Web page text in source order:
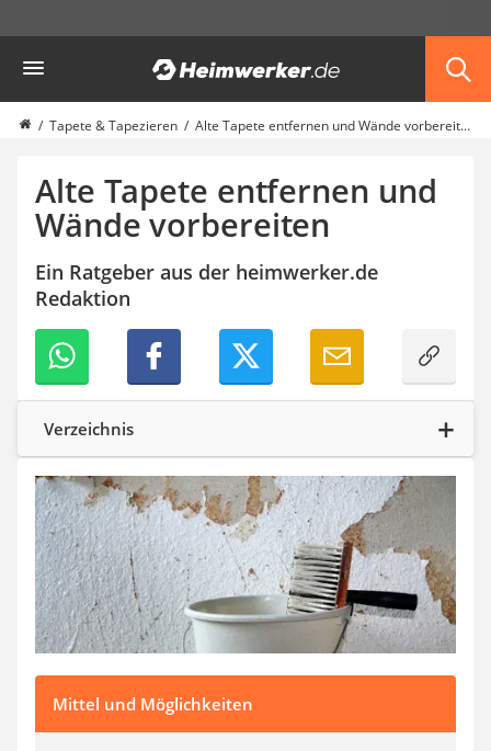
Haus & Bau
Außenleuchte mit Kamera
Ozongenerator
Smart-Home-Rauchmelder
Schlüsseltresor
Überwachungskameras außen
Reizstromgerät
Infrarot-Thermometer
GPS-Tracker
Heizkissen
Digitale Zeitschaltuhr
Paketbriefkasten
Fensterkontaktschalter
Hygrometer
LED-Baustrahler
Aluleiter
Tiefengrund
LED-Beamer
Video-Türsprechanlage
Tapete & Tapezieren Alte Tapete entfernen und Wände vorbereiten
Alte Tapete entfernen und
Wände vorbereiten
Ein Ratgeber aus der heimwerker.de
Redaktion
Verzeichnis
Mittel und Möglichkeiten